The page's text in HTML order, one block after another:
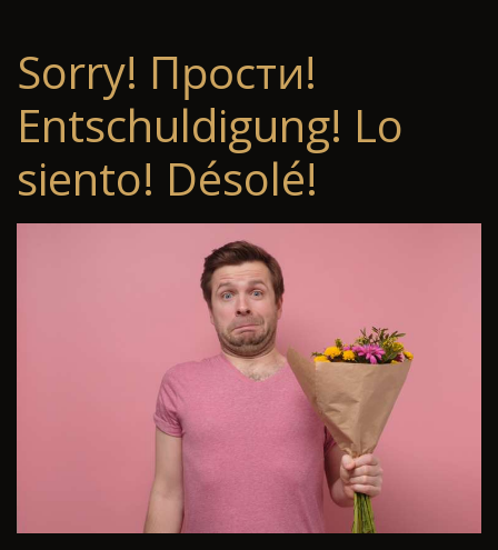
Sorry! Прости!
Entschuldigung! Lo
siento! Désolé!